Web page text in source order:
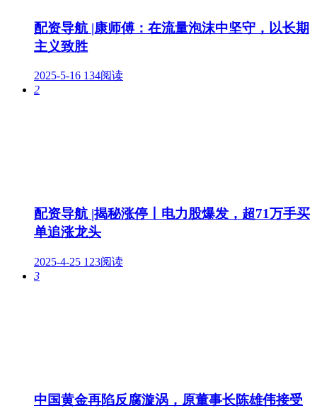
配资导航 |康师傅：在流量泡沫中坚守，以长期
主义致胜
2025-5-16 134阅读
2
配资导航 |揭秘涨停丨电力股爆发，超71万手买
单追涨龙头
2025-4-25 123阅读
3
中国黄金再陷反腐漩涡，原董事长陈雄伟接受